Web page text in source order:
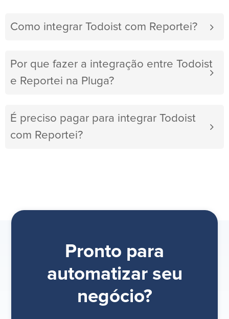
Como integrar Todoist com Reportei?
Por que fazer a integração entre Todoist
e Reportei na Pluga?
É preciso pagar para integrar Todoist
com Reportei?
Pronto para
automatizar seu
negócio?